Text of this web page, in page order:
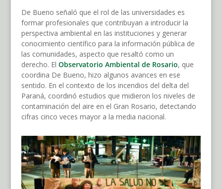
De Bueno señaló que el rol de las universidades es
formar profesionales que contribuyan a introducir la
perspectiva ambiental en las instituciones y generar
conocimiento científico para la información pública de
las comunidades, aspecto que resaltó como un
derecho. El Observatorio Ambiental de Rosario, que
coordina De Bueno, hizo algunos avances en ese
sentido. En el contexto de los incendios del delta del
Paraná, coordinó estudios que midieron los niveles de
contaminación del aire en el Gran Rosario, detectando
cifras cinco veces mayor a la media nacional.